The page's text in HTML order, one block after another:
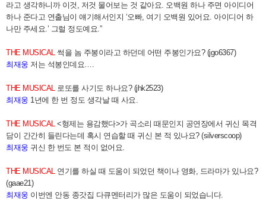
라고 생각하니까 이것, 저것 물어보는 것 같아요. 오백원 하나 주면 아이디어
하나 준다고 연출님이 얘기해서인지 ‘오빠, 여기 오백원 있어요. 아이디어 하
나만 주세요.’ 그럴 정도예요.”
THE MUSICAL썩을 놈 주봉이라고 하던데 어떤 주봉인가요? (jgo6367)
최재웅 저는 석봉인데요….
THE MUSICAL로또를 사기도 하나요? (jhk2523)
최재웅 1년에 한 번 정도 생각날 때 사요.
THE MUSICAL<형제는 용감했다>가 곡소리 때문인지 공연장에서 귀신 목격
담이 간간히 들린다는데 혹시 연습할 때 귀신 본 적 있나요? (silverscoop)
최재웅 귀신 한 번도 본 적이 없어요.
THE MUSICAL연기를 하실 때 도움이 되었던 책이나 영화, 드라마가 있나요?
(gaae21)
최재웅 이번엔 안동 종갓집 다큐멘터리가 많은 도움이 되었습니다.